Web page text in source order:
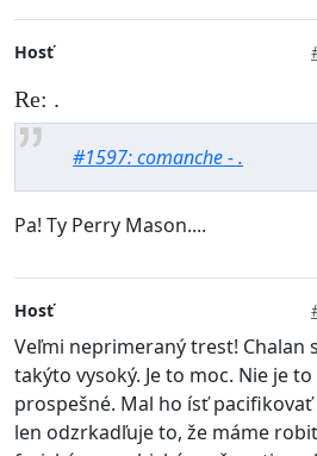
Hosť
Re: .
#1597: comanche - .
Pa! Ty Perry Mason....
Hosť
Veľmi neprimeraný trest! Chalan
takýto vysoký. Je to moc. Nie je
prospešné. Mal ho ísť pacifikovať
len odzrkadľuje to, že máme